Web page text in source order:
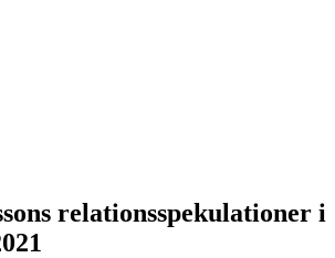
relationsspekulationer i